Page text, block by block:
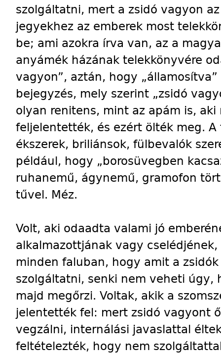
szolgáltatni, mert a zsidó vagyon
jegyekhez az emberek most
be; ami azokra írva van, az a
anyámék házának telekkönyvére
vagyon”, aztán, hogy
bejegyzés, mely szerint „zsidó
olyan renitens, mint az apám is,
feljelentették, és ezért ölték meg.
ékszerek, briliánsok, fülbevalók
például, hogy „borosüvegben
ruhanemű, ágynemű, gramofon
tűvel. Méz.
Volt, aki odaadta valami jó
alkalmazottjának vagy
minden faluban, hogy amit a
szolgáltatni, senki nem veheti úgy,
majd megőrzi. Voltak, akik a
jelentették fel: mert zsidó vagyont
vegzálni, internálási javaslattal
feltételezték, hogy nem